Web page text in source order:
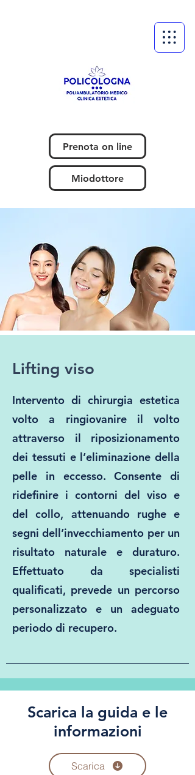
Prenota on line
Miodottore
Lifting viso
Intervento di chirurgia estetica
volto a ringiovanire il volto
attraverso il riposizionamento
dei tessuti e l’eliminazione della
pelle in eccesso. Consente di
ridefinire i contorni del viso e
del collo, attenuando rughe e
segni dell’invecchiamento per un
risultato naturale e duraturo.
Effettuato da specialisti
qualificati, prevede un percorso
personalizzato e un adeguato
periodo di recupero.
Scarica la guida e le
informazioni
Scarica